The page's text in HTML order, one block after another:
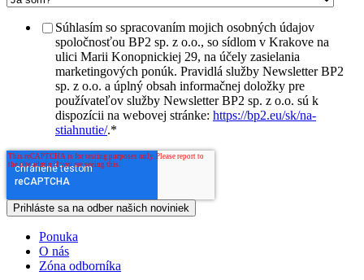
Súhlasím so spracovaním mojich osobných údajov
spoločnosťou BP2 sp. z o.o., so sídlom v Krakove na
ulici Marii Konopnickiej 29, na účely zasielania
marketingových ponúk. Pravidlá služby Newsletter BP2
sp. z o.o. a úplný obsah informačnej doložky pre
používateľov služby Newsletter BP2 sp. z o.o. sú k
dispozícii na webovej stránke: https://bp2.eu/sk/na-
stiahnutie/.*
Ponuka
O nás
Zóna odborníka